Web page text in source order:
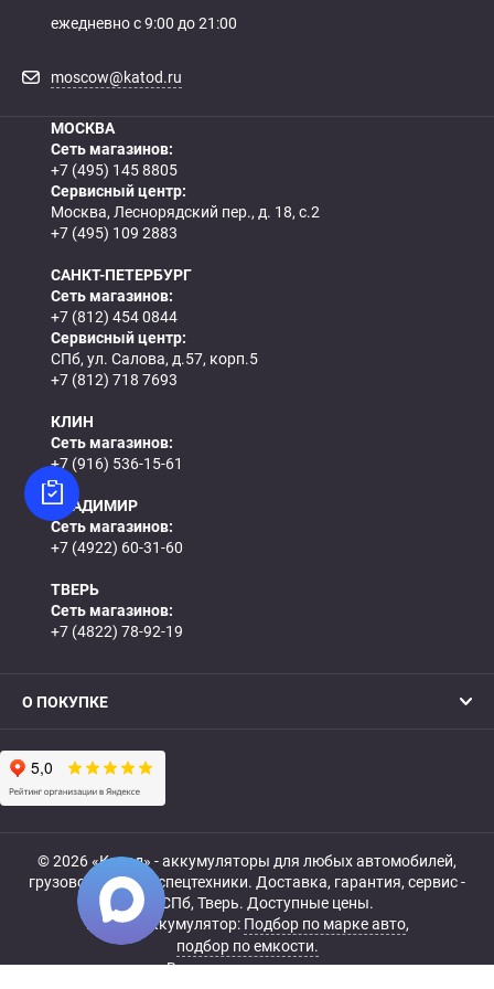
ежедневно с 9:00 до 21:00
moscow@katod.ru
МОСКВА
Сеть магазинов:
+7 (495) 145 8805
Сервисный центр:
Москва, Леснорядский пер., д. 18, с.2
+7 (495) 109 2883
САНКТ-ПЕТЕРБУРГ
Сеть магазинов:
+7 (812) 454 0844
Сервисный центр:
СПб, ул. Салова, д.57, корп.5
+7 (812) 718 7693
КЛИН
Сеть магазинов:
+7 (916) 536-15-61
ВЛАДИМИР
Сеть магазинов:
+7 (4922) 60-31-60
ТВЕРЬ
Сеть магазинов:
+7 (4822) 78-92-19
О ПОКУПКЕ
© 2026 «Катод» - аккумуляторы для любых автомобилей,
грузовой, мото- и спецтехники. Доставка, гарантия, сервис -
МСК, СПб, Тверь. Доступные цены.
Купить аккумулятор: Подбор по марке авто,
подбор по емкости.
Все права защищены.